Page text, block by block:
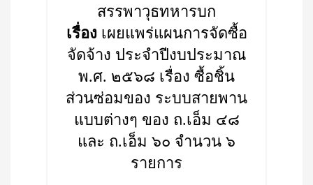
สรรพาวุธทหารบก
เรื่อง เผยแพร่แผนการจัดซื้อ
จัดจ้าง ประจำปีงบประมาณ
พ.ศ. ๒๕๖๘ เรื่อง ซื้อชิ้น
ส่วนซ่อมของ ระบบสายพาน
แบบต่างๆ ของ ถ.เอ็ม ๔๘
และ ถ.เอ็ม ๖๐ จำนวน ๖
รายการ